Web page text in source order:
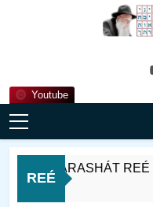
Youtube
REÉ
PARASHÁT REÉ – EN